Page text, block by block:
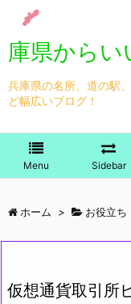
庫県からい
兵庫県の名所、道の駅
ど幅広いブログ！
Menu Sidebar
ホーム > お役立ち
仮想通貨取引所